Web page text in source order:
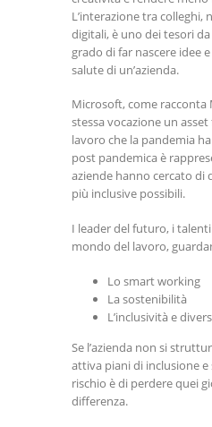
L’interazione tra
digitali, è uno dei tesori
grado di far nascere idee
salute di un’azienda.
Microsoft, come racconta
stessa vocazione un
lavoro che la pandemia
post pandemica è
aziende hanno cercato di
più inclusive possibili.
I leader del futuro, i
mondo del lavoro,
Lo smart working
La sostenibilità
L’inclusività e
Se l’azienda non si
attiva piani di inclusione
rischio è di perdere quei
differenza.